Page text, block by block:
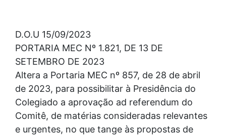
D.O.U 15/09/2023
PORTARIA MEC Nº 1.821, DE 13 DE
SETEMBRO DE 2023
Altera a Portaria MEC nº 857, de 28 de abril
de 2023, para possibilitar à Presidência do
Colegiado a aprovação ad referendum do
Comitê, de matérias consideradas relevantes
e urgentes, no que tange às propostas de